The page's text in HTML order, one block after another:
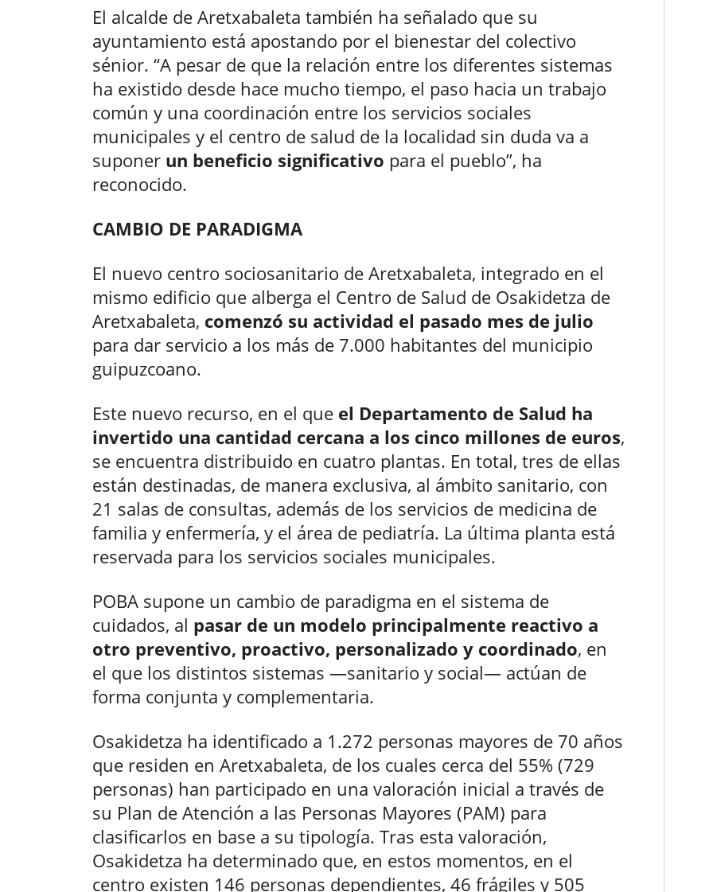
El alcalde de Aretxabaleta también ha señalado que su
ayuntamiento está apostando por el bienestar del colectivo
sénior. “A pesar de que la relación entre los diferentes sistemas
ha existido desde hace mucho tiempo, el paso hacia un trabajo
común y una coordinación entre los servicios sociales
municipales y el centro de salud de la localidad sin duda va a
suponer un beneficio significativo para el pueblo”, ha
reconocido.
CAMBIO DE PARADIGMA
El nuevo centro sociosanitario de Aretxabaleta, integrado en el
mismo edificio que alberga el Centro de Salud de Osakidetza de
Aretxabaleta, comenzó su actividad el pasado mes de julio
para dar servicio a los más de 7.000 habitantes del municipio
guipuzcoano.
Este nuevo recurso, en el que el Departamento de Salud ha
invertido una cantidad cercana a los cinco millones de euros,
se encuentra distribuido en cuatro plantas. En total, tres de ellas
están destinadas, de manera exclusiva, al ámbito sanitario, con
21 salas de consultas, además de los servicios de medicina de
familia y enfermería, y el área de pediatría. La última planta está
reservada para los servicios sociales municipales.
POBA supone un cambio de paradigma en el sistema de
cuidados, al pasar de un modelo principalmente reactivo a
otro preventivo, proactivo, personalizado y coordinado, en
el que los distintos sistemas —sanitario y social— actúan de
forma conjunta y complementaria.
Osakidetza ha identificado a 1.272 personas mayores de 70 años
que residen en Aretxabaleta, de los cuales cerca del 55% (729
personas) han participado en una valoración inicial a través de
su Plan de Atención a las Personas Mayores (PAM) para
clasificarlos en base a su tipología. Tras esta valoración,
Osakidetza ha determinado que, en estos momentos, en el
centro existen 146 personas dependientes, 46 frágiles y 505